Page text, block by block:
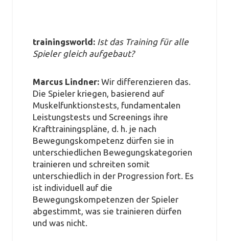
trainingsworld: Ist das Training für alle
Spieler gleich aufgebaut?
Marcus Lindner: Wir differenzieren das.
Die Spieler kriegen, basierend auf
Muskelfunktionstests, fundamentalen
Leistungstests und Screenings ihre
Krafttrainingspläne, d. h. je nach
Bewegungskompetenz dürfen sie in
unterschiedlichen Bewegungskategorien
trainieren und schreiten somit
unterschiedlich in der Progression fort. Es
ist individuell auf die
Bewegungskompetenzen der Spieler
abgestimmt, was sie trainieren dürfen
und was nicht.